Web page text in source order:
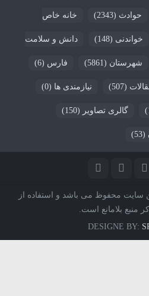
حوادث (2343) خانه خاص
خواندنی (148) دانش و سلامت
شهرستان (5861) فارس (6)
(507) نیازمندی ها (0)
گالری تصاویر (150)
(53)
سایت محفوظ می باشد و استفاده از
منبع بلامانع است.
DESIGNE BY: